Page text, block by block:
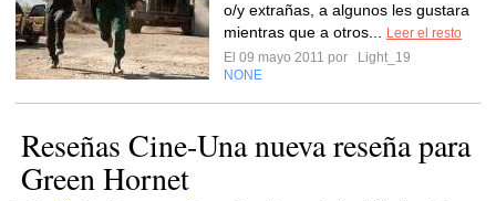
o/y extrañas, a algunos les gustara
mientras que a otros...
Leer el resto
El 09 mayo 2011 por
Light_19
NONE
Reseñas Cine-Una nueva reseña para
Green Hornet